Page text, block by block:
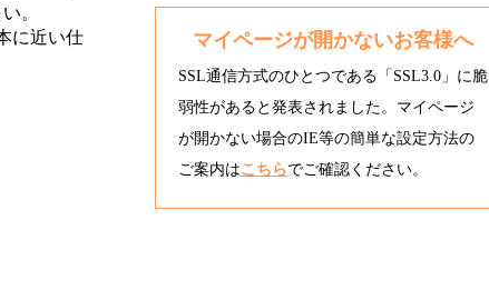
。
に近い仕
マイページが開かないお客様へ
SSL通信方式のひとつである「SSL3.0」に脆
弱性があると発表されました。マイページ
が開かない場合のIE等の簡単な設定方法の
ご案内はこちらでご確認ください。